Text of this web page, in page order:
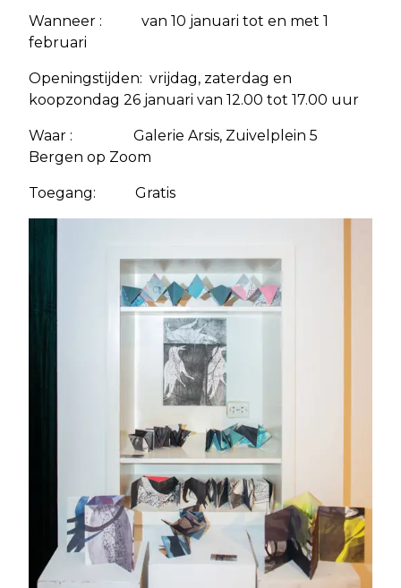
Wanneer : van 10 januari tot en met 1
februari
Openingstijden: vrijdag, zaterdag en
koopzondag 26 januari van 12.00 tot 17.00 uur
Waar : Galerie Arsis, Zuivelplein 5
Bergen op Zoom
Toegang: Gratis